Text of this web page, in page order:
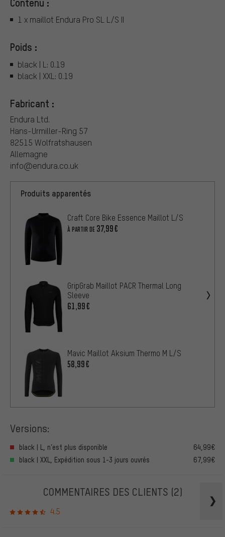
1 x maillot Endura Pro SL L/S II
Poids :
black | L: 0.19
black | XXL: 0.19
Fabricant :
Endura Ltd.
Hans-Urmiller-Ring 57
82515 Wolfratshausen
Allemagne
info@endura.co.uk
Produits apparentés
Craft Core Bike Essence Maillot L/S
À PARTIR DE 37,99€
GripGrab Maillot PACR Thermal Long
Sleeve
61,99€
Mavic Maillot Aksium Thermo M L/S
58,99€
Versions:
black | L, n’est plus disponible
64,99€
black | XXL, Expédition sous 1-3 jours ouvrés
67,99€
COMMENTAIRES DES CLIENTS (2)
4.5